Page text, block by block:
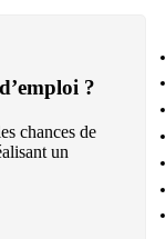
?
chances de
un